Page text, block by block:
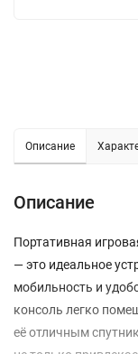
Описание
Описание
Портативная
— это идеальное
мобильность и
консоль легко
её отличным